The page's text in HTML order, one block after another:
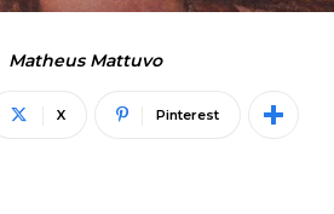
Matheus Mattuvo
X Pinterest